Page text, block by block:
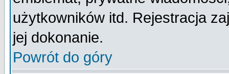
użytkowników itd. Rejestracja
jej dokonanie.
Powrót do góry